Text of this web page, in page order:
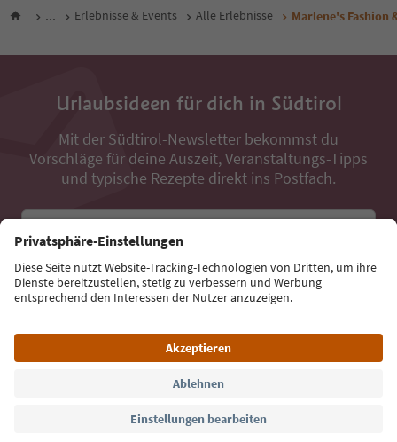
... Erlebnisse & Events Alle Erlebnisse Marlene's Fashion
Urlaubsideen für dich in Südtirol
Mit der Südtirol-Newsletter bekommst du
Vorschläge für deine Auszeit, Veranstaltungs-Tipps
und typische Rezepte direkt ins Postfach.
Jetzt anmelden